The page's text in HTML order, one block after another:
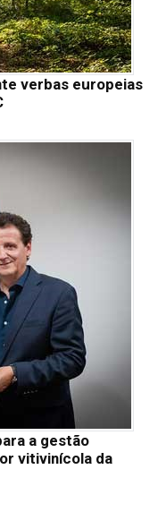
verbas europeias
a gestão
vitivinícola da